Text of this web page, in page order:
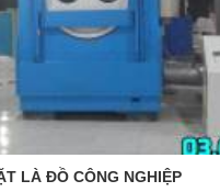
LÀ ĐỒ CÔNG NGHIỆP